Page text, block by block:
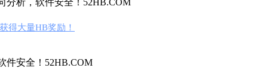
得大量HB奖励！
件安全！52HB.COM